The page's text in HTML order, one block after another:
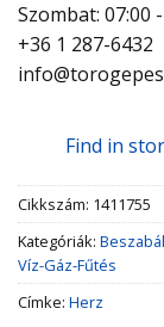
Szombat: 07:00
+36 1 287-6432
Find in
Cikkszám: 1411755
Kategóriák:
Víz-Gáz-Fűtés
Címke: Herz